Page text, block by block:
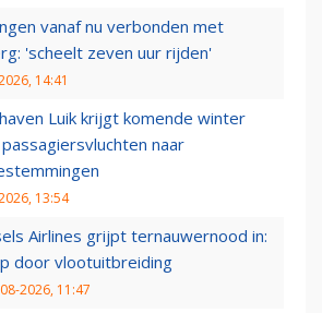
vanaf nu verbonden met
'scheelt zeven uur rijden'
14:41
Luik krijgt komende winter
naar
13:54
Airlines grijpt ternauwernood in:
door vlootuitbreiding
2026, 11:47